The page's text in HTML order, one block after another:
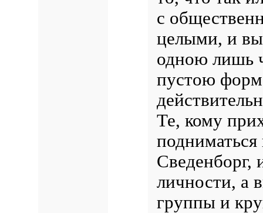
с
целыми, и
одною лишь
пустою
Те, кому
Сведенборг,
личности, а
группы и